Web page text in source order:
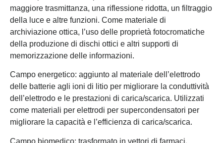
maggiore trasmittanza, una riflessione ridotta, un filtraggio
della luce e altre funzioni. Come materiale di
archiviazione ottica, l’uso delle proprietà fotocromatiche
della produzione di dischi ottici e altri supporti di
memorizzazione delle informazioni.
Campo energetico: aggiunto al materiale dell’elettrodo
delle batterie agli ioni di litio per migliorare la conduttività
dell’elettrodo e le prestazioni di carica/scarica. Utilizzati
come materiali per elettrodi per supercondensatori per
migliorare la capacità e l’efficienza di carica/scarica.
Campo biomedico: trasformato in vettori di farmaci,